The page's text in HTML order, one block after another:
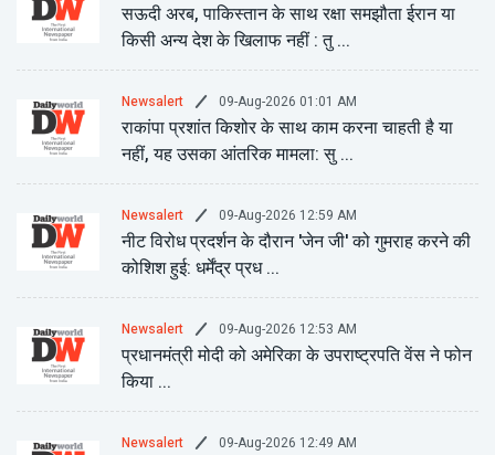
सऊदी अरब, पाकिस्तान के साथ रक्षा समझौता ईरान या
किसी अन्य देश के खिलाफ नहीं : तु ...
Newsalert 09-Aug-2026 01:01 AM
राकांपा प्रशांत किशोर के साथ काम करना चाहती है या
नहीं, यह उसका आंतरिक मामला: सु ...
Newsalert 09-Aug-2026 12:59 AM
नीट विरोध प्रदर्शन के दौरान 'जेन जी' को गुमराह करने की
कोशिश हुई: धर्मेंद्र प्रध ...
Newsalert 09-Aug-2026 12:53 AM
प्रधानमंत्री मोदी को अमेरिका के उपराष्ट्रपति वेंस ने फोन
किया ...
Newsalert 09-Aug-2026 12:49 AM